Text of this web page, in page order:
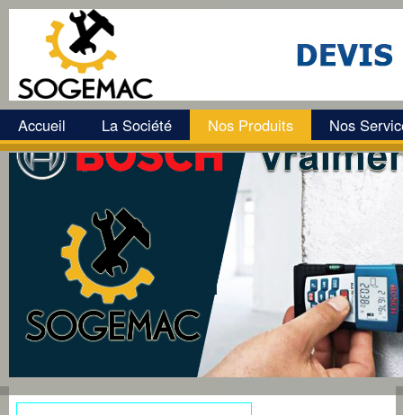
Accueil La Société Nos Produits Nos